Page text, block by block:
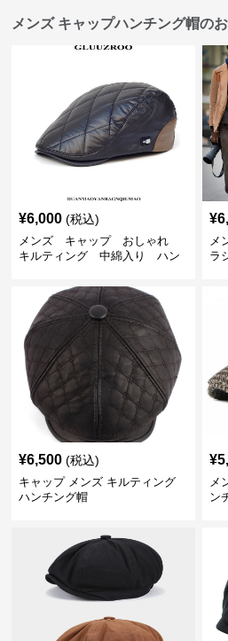
メンズ キャップハンチング帽の
¥6,000 (税込)
メンズ キャップ おしゃれ
キルティング 中綿入り ハン
¥
メ
ラ
¥6,500 (税込)
キャップ メンズ キルティング
ハンチング帽
¥
メ
ン